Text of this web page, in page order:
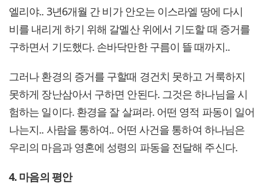
엘리야.. 3년6개월 간 비가 안오는 이스라엘 땅에 다시
비를 내리게 하기 위해 갈멜산 위에서 기도할 때 증거를
구하면서 기도했다. 손바닥만한 구름이 뜰 때까지..
그러나 환경의 증거를 구할때 경건치 못하고 거룩하지
못하게 장난삼아서 구하면 안된다. 그것은 하나님을 시
험하는 일이다. 환경을 잘 살펴라. 어떤 영적 파동이 일어
나는지.. 사람을 통하여.. 어떤 사건을 통하여 하나님은
우리의 마음과 영혼에 성령의 파동을 전달해 주신다.
4. 마음의 평안